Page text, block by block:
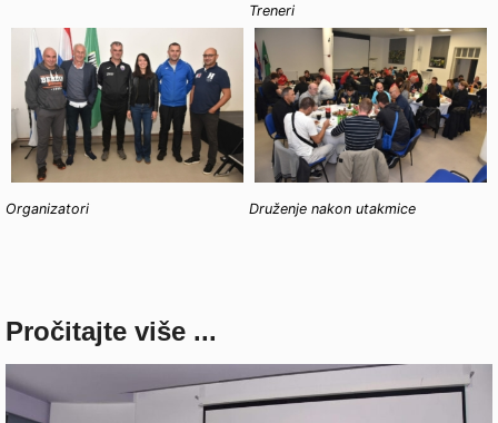
Treneri
Organizatori Druženje nakon utakmice
Pročitajte više ...